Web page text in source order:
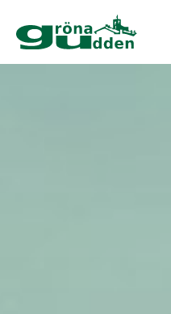
till
huvudinnehåll